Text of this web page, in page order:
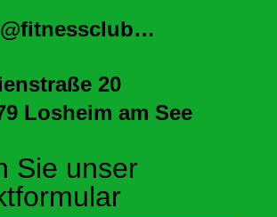
20
Losheim am See
Sie unser